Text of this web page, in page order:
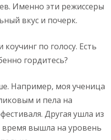
Именно эти режиссеры
вкус и почерк.
по голосу. Есть
гордитесь?
Например, моя ученица
и пела на
Другая ушла из
вышла на уровень